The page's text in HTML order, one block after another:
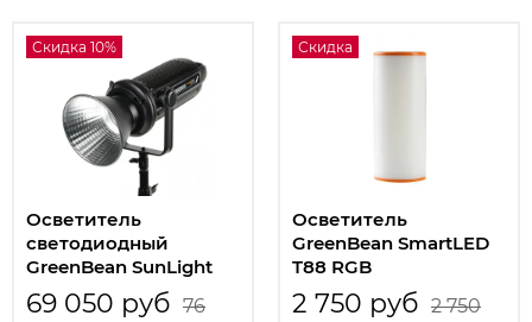
Скидка 10%
Осветитель
светодиодный
GreenBean SunLight
PRO 500 LED
69 050 руб 76
Скидка
Осветитель
GreenBean SmartLED
T88 RGB
светодиодный
2 750 руб 2 750